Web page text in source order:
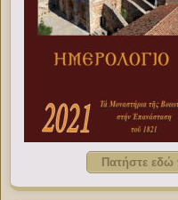
Πατήστε εδώ